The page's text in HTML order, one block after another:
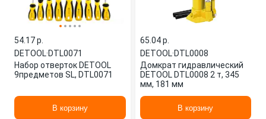
54.17 p.
DETOOL·DTL0071
Набор отверток DETOOL
9предметов SL, DTL0071
В корзину
65.04 p.
DETOOL·DTL0008
Домкрат гидравлический
DETOOL DTL0008 2 т, 345
мм, 181 мм
В корзину